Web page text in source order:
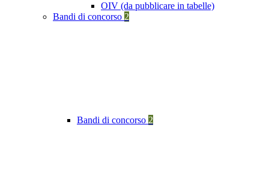
OIV (da pubblicare in tabelle)
Bandi di concorso 2
Bandi di concorso 2